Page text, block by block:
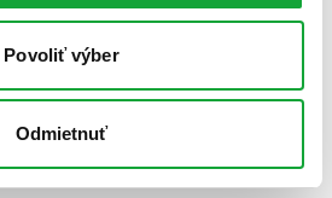
Povoliť výber
Odmietnuť